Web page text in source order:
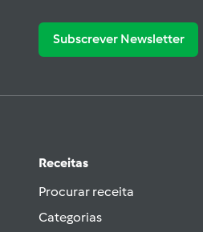
Subscrever Newsletter
Receitas
Procurar receita
Categorias